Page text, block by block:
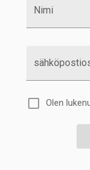
Nimi
Olen